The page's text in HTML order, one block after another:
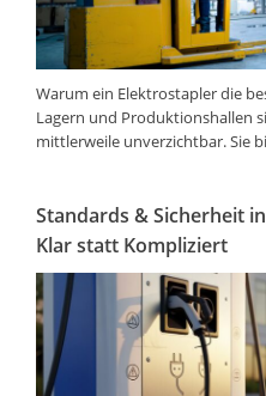
Warum ein Elektrostapler die
Lagern und Produktionshallen
mittlerweile unverzichtbar. Sie
Standards & Sicherheit
Klar statt Kompliziert